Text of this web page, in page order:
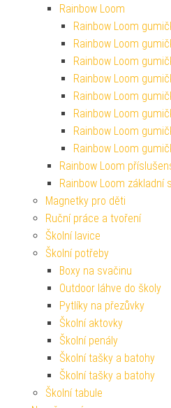
Rainbow Loom
Rainbow Loom
Rainbow Loom
Rainbow Loom
Rainbow Loom
Rainbow Loom
Rainbow Loom
Rainbow Loom
Rainbow Loom
Rainbow Loom
Rainbow Loom základní
Magnetky pro děti
Ruční práce a tvoření
Školní lavice
Školní potřeby
Boxy na svačinu
Outdoor láhve do školy
Pytlíky na přezůvky
Školní aktovky
Školní penály
Školní tašky a batohy
Školní tašky a batohy
Školní tabule